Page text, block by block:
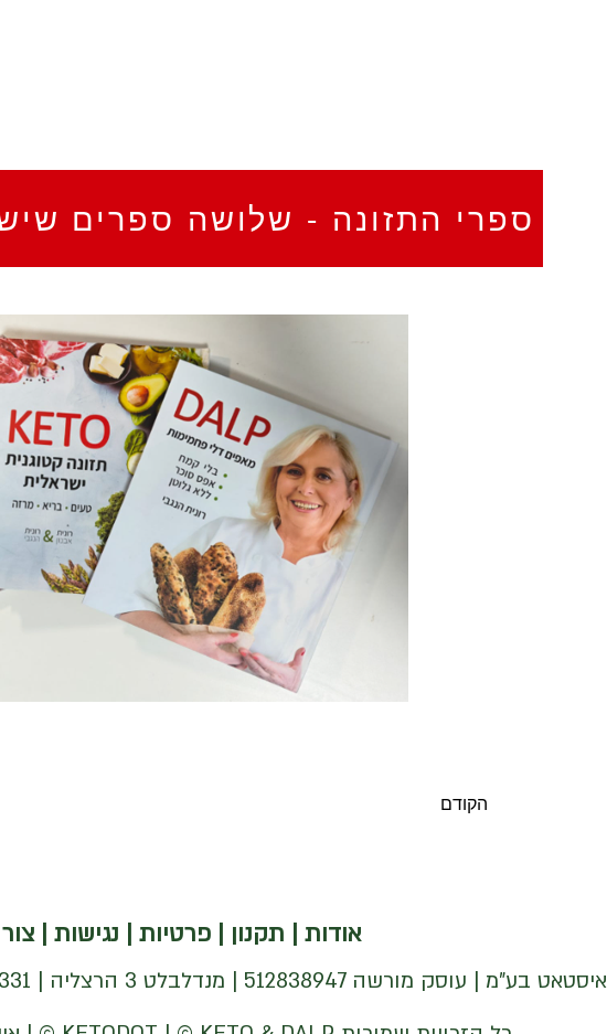
ספרי התזונה - שלושה ספרים
הקודם
אודות תקנון |פרטיות נגישות |
איסטאט בע"מ | עוסק מורשה 512838947 | מנדלבלט 3 הרצליה | 058-4637331 |